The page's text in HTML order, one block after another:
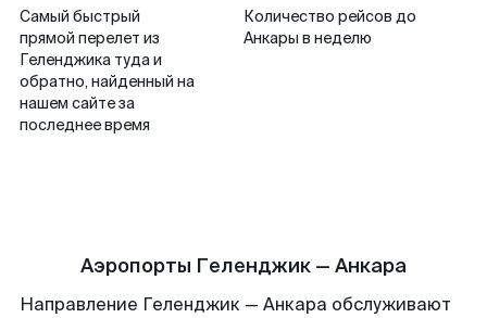
Самый быстрый
прямой перелет из
Геленджика туда и
обратно, найденный на
нашем сайте за
последнее время
Количество рейсов до
Анкары в неделю
Аэропорты Геленджик — Анкара
Направление Геленджик — Анкара обслуживают